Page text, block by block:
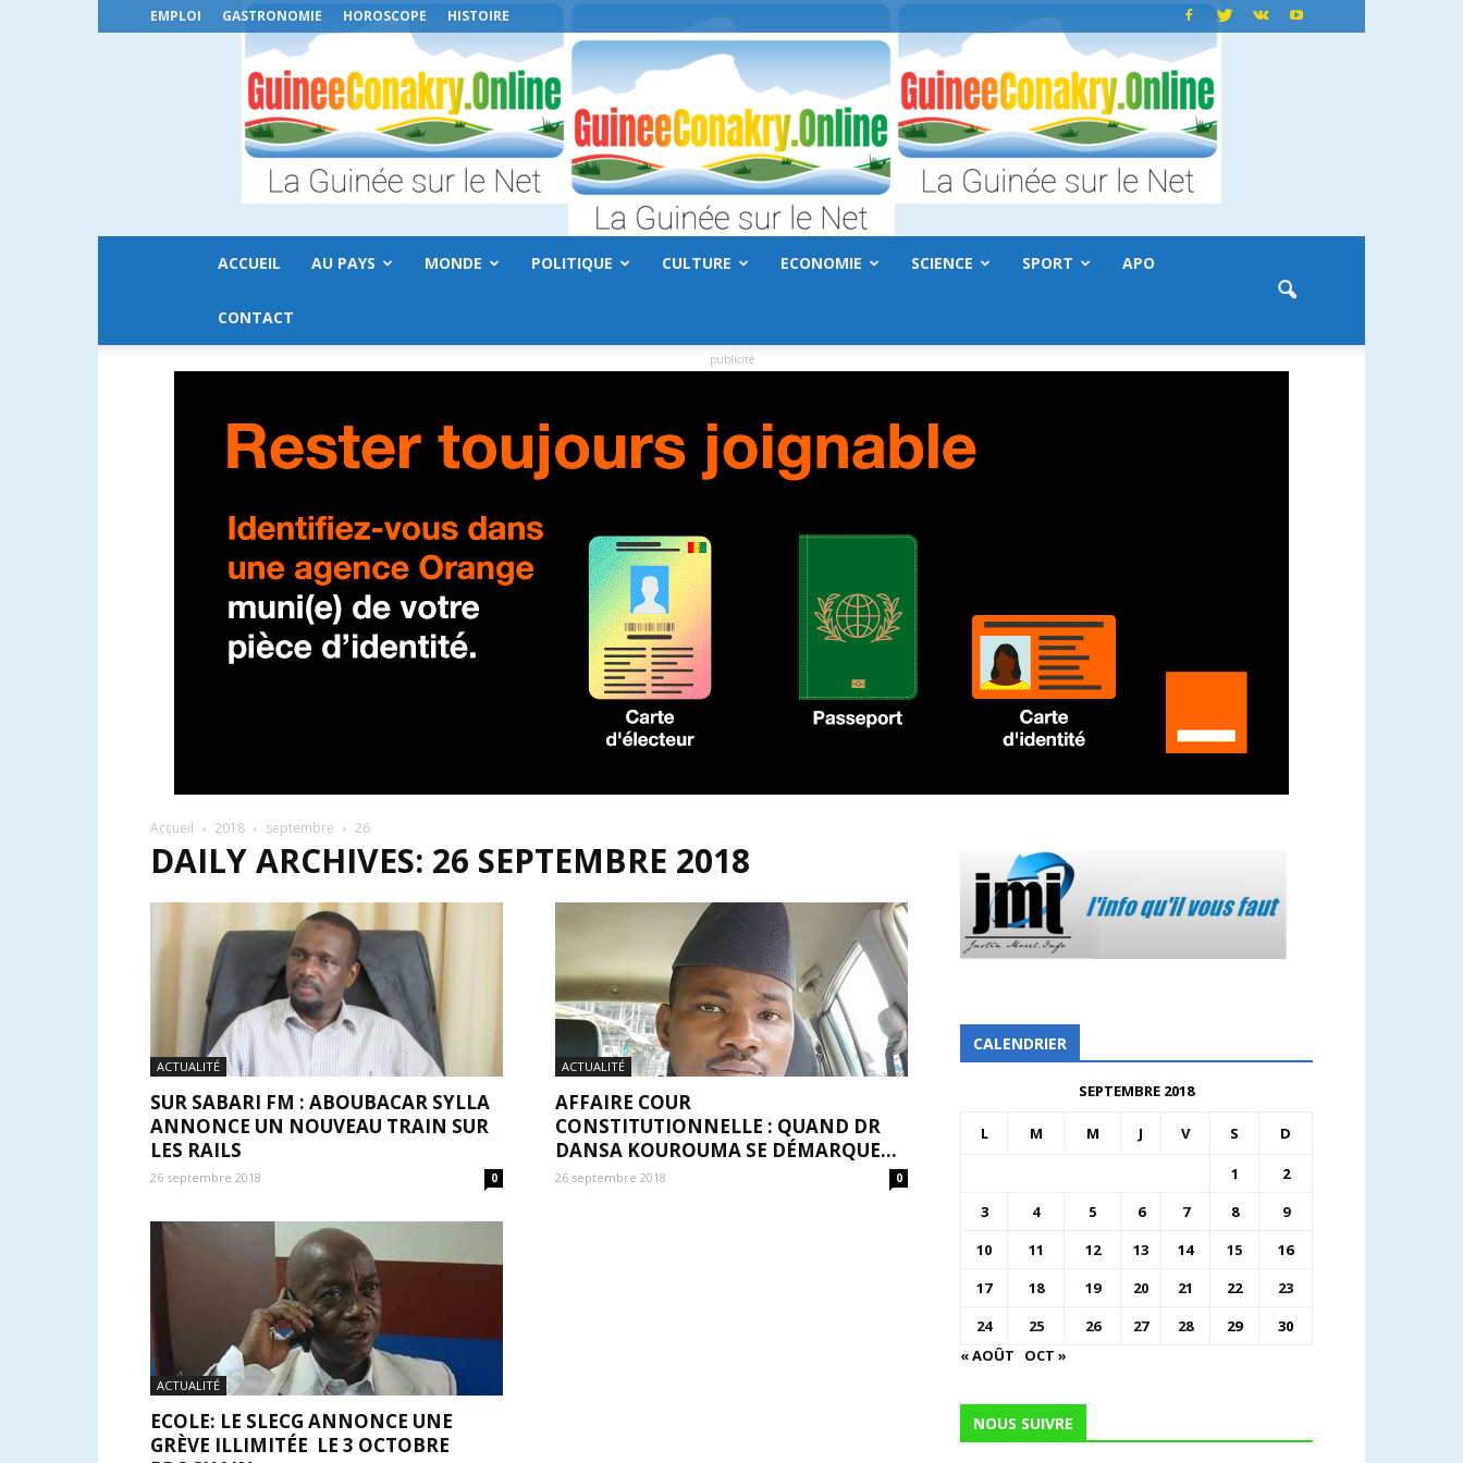
EMPLOI GASTRONOMIE HOROSCOPE HISTOIRE
ACCUEIL AU PAYS MONDE POLITIQUE CULTURE ECONOMIE SCIENCE SPORT APO
CONTACT
publicité
Accueil 2018 septembre 26
DAILY ARCHIVES: 26 SEPTEMBRE 2018
ACTUALITÉ
SUR SABARI FM : ABOUBACAR SYLLA
ANNONCE UN NOUVEAU TRAIN SUR
LES RAILS
26 septembre 2018 0
ACTUALITÉ
AFFAIRE COUR
CONSTITUTIONNELLE : QUAND DR
DANSA KOUROUMA SE DÉMARQUE…
26 septembre 2018 0
ACTUALITÉ
ECOLE: LE SLECG ANNONCE UNE
GRÈVE ILLIMITÉE LE 3 OCTOBRE
CALENDRIER
SEPTEMBRE 2018
L M M J V S D
1
2
3
4 5 6 7 8
9
10
11 12 13 14 15
16
17
18 19 20 21 22
23
24
25 26 27 28 29
30
« AOÛT
OCT »
NOUS SUIVRE